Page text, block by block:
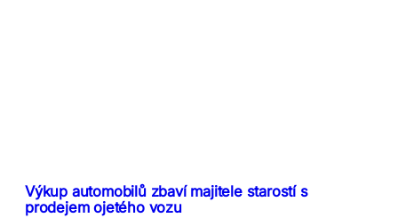
Výkup automobilů zbaví majitele starostí s
prodejem ojetého vozu